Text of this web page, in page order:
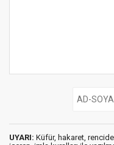
UYARI: Küfür, hakaret,